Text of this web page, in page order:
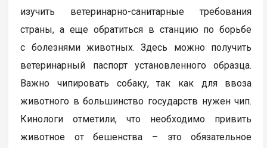
изучить ветеринарно-санитарные требования
страны, а еще обратиться в станцию по борьбе
с болезнями животных. Здесь можно получить
ветеринарный паспорт установленного образца.
Важно чипировать собаку, так как для ввоза
животного в большинство государств нужен чип.
Кинологи отметили, что необходимо привить
животное от бешенства – это обязательное